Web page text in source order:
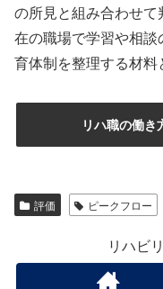
の所見と組み合わせ
在の職場で学習や相
育体制を整理する材料
リハ職の働き
評価 ピークフロー
リハビ